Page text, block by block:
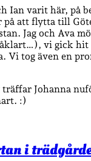
Ian varit här, på
på att flytta till
Jag och Ava
vi gick
Vi tog även en
Johanna
:)
i